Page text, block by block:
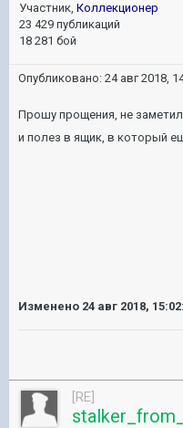
Участник, Коллекционер
23 429 публикаций
18 281 бой
Опубликовано: 24 авг 2018,
Прошу прощения, не
и полез в ящик, в который
Изменено 24 авг 2018,
[RE]